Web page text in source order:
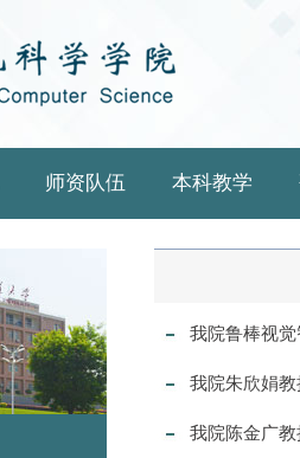
师资队伍 本科教学
我院鲁棒视
我院朱欣娟
我院陈金广